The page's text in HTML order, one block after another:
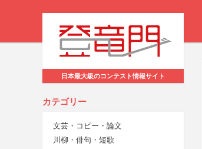
日本最大級のコンテスト情報サイト
カテゴリー
文芸・コピー・論文
川柳・俳句・短歌